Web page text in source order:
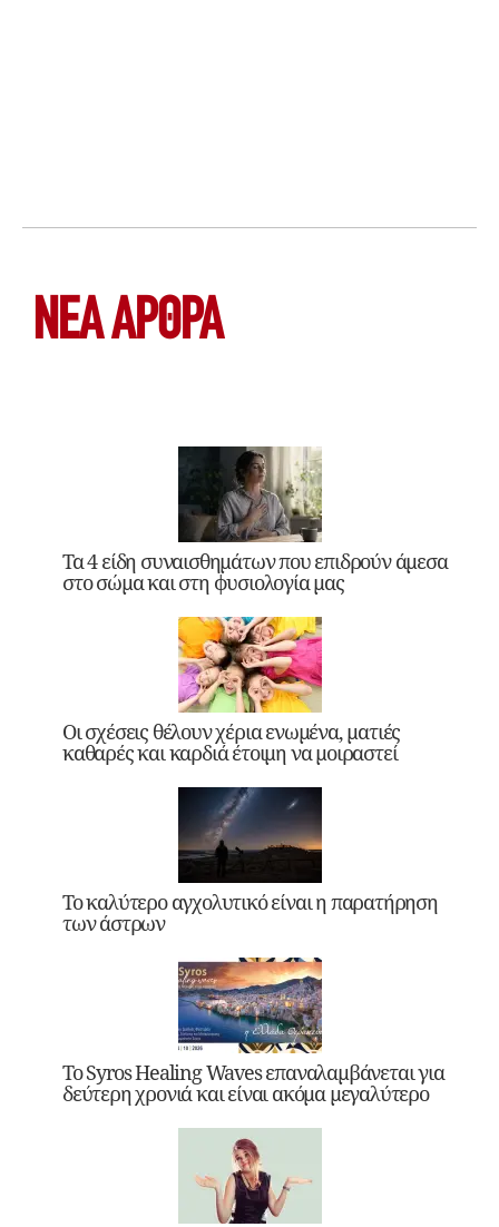
ΝΕΑ ΆΡΘΡΑ
Τα 4 είδη συναισθημάτων που επιδρούν άμεσα
στο σώμα και στη φυσιολογία μας
Οι σχέσεις θέλουν χέρια ενωμένα, ματιές
καθαρές και καρδιά έτοιμη να μοιραστεί
Το καλύτερο αγχολυτικό είναι η παρατήρηση
των άστρων
Το Syros Healing Waves επαναλαμβάνεται για
δεύτερη χρονιά και είναι ακόμα μεγαλύτερο